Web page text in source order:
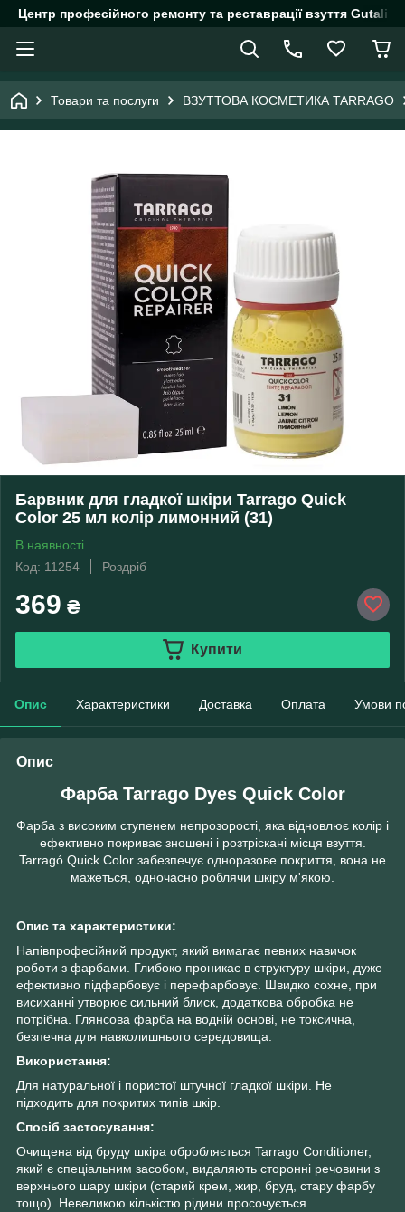
Центр професійного ремонту та реставрації взуття
Товари та послуги ВЗУТТОВА КОСМЕТИКА TARRAGO
Барвник для гладкої шкіри Tarrago Quick
Color 25 мл колір лимонний (31)
В наявності
Код: 11254
Роздріб
369 ₴
Купити
Опис Характеристики Доставка Оплата Умови
Опис
Фарба Tarrago Dyes Quick Color
Фарба з високим ступенем непрозорості, яка відновлює колір і
ефективно покриває зношені і розтріскані місця взуття.
Tarragó Quick Color забезпечує одноразове покриття, вона не
мажеться, одночасно роблячи шкіру м'якою.
Опис та характеристики:
Напівпрофесійний продукт, який вимагає певних навичок
роботи з фарбами. Глибоко проникає в структуру шкіри, дуже
ефективно підфарбовує і перефарбовує. Швидко сохне, при
висиханні утворює сильний блиск, додаткова обробка не
потрібна. Глянсова фарба на водній основі, не токсична,
безпечна для навколишнього середовища.
Використання:
Для натуральної і пористої штучної гладкої шкіри. Не
підходить для покритих типів шкір.
Спосіб застосування:
Очищена від бруду шкіра обробляється Tarrago Conditioner,
який є спеціальним засобом, видаляють сторонні речовини з
верхнього шару шкіри (старий крем, жир, бруд, стару фарбу
тощо). Невеликою кількістю рідини просочується